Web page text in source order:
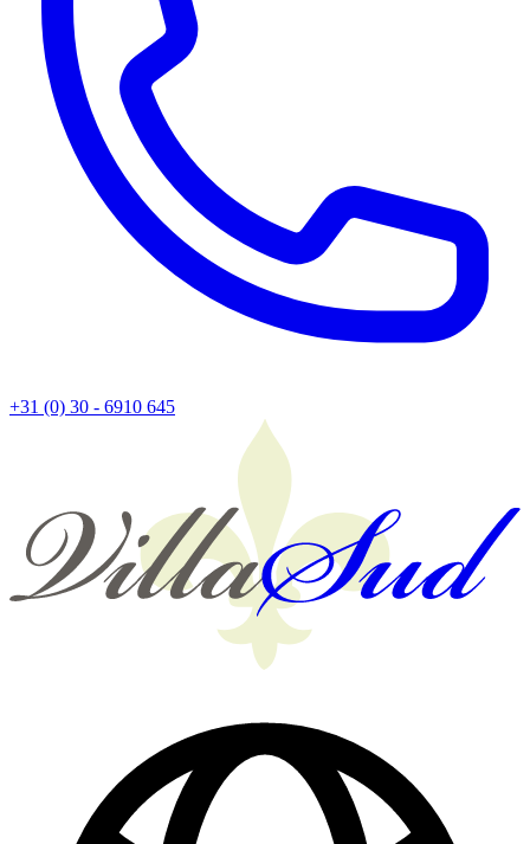
+31 (0) 30 - 6910 645